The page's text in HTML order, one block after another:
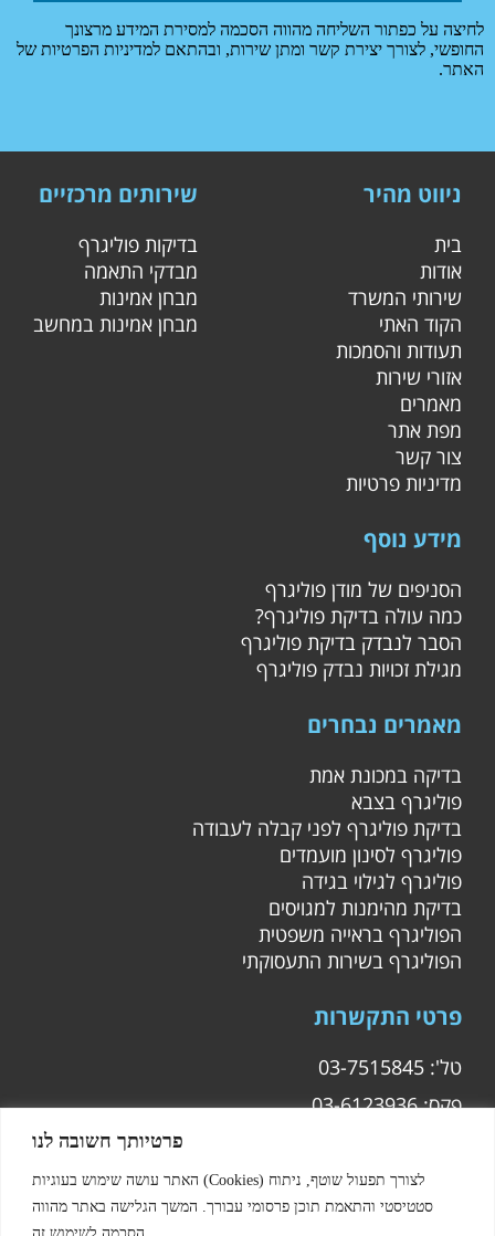
פרטיותך חשובה לנו
האתר עושה שימוש בעוגיות (Cookies) לצורך תפעול שוטף, ניתוח
סטטיסטי והתאמת תוכן פרסומי עבורך. המשך הגלישה באתר מהווה
לחיצה על כפתור השליחה מהווה הסכמה למסירת המידע מרצונך
החופשי, לצורך יצירת קשר ומתן שירות, ובהתאם למדיניות הפרטיות של
האתר.
ניווט מהיר
בית
אודות
שירותי המשרד
הקוד האתי
תעודות והסמכות
אזורי שירות
מאמרים
מפת אתר
צור קשר
מדיניות פרטיות
שירותים מרכזיים
בדיקות פוליגרף
מבדקי התאמה
מבחן אמינות
מבחן אמינות במחשב
מידע נוסף
הסניפים של מודן פוליגרף
כמה עולה בדיקת פוליגרף?
הסבר לנבדק בדיקת פוליגרף
מגילת זכויות נבדק פוליגרף
מאמרים נבחרים
בדיקה במכונת אמת
פוליגרף בצבא
בדיקת פוליגרף לפני קבלה לעבודה
פוליגרף לסינון מועמדים
פוליגרף לגילוי בגידה
בדיקת מהימנות למגויסים
הפוליגרף בראייה משפטית
הפוליגרף בשירות התעסוקתי
פרטי התקשרות
טל': 03-7515845
פקס: 03-6123936